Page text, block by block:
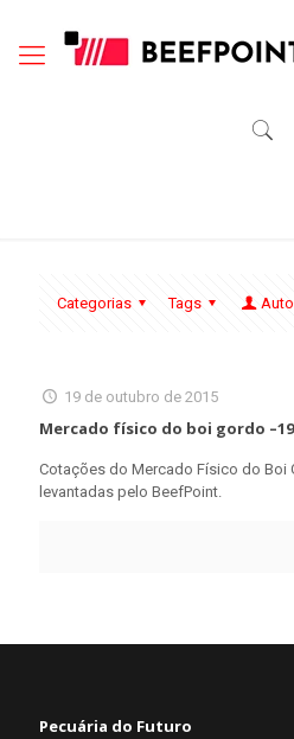
Categorias Tags
19 de outubro de 2015
Mercado físico do boi gordo
Cotações do Mercado Físico do Boi
levantadas pelo BeefPoint.
Pecuária do Futuro